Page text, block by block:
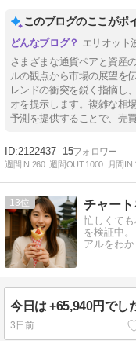
このブログのここがポ
エリオット
さまざまな通貨ペアと資産
ルの観点から市場の展望を
レンドの衝突を鋭く指摘し
オを提示します。複雑な相
予測を提供することで、売
2122437 15
週間IN:260 週間OUT:1000 月間IN:
13 チャー
忙しくて
を検証中
アルをわか
今日は +65,940円でし
3日前